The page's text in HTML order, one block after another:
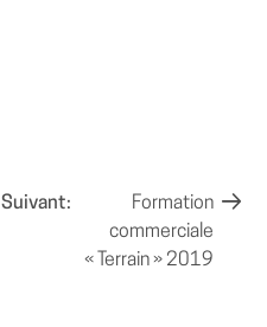
Suivant:
Formation
commerciale
« Terrain » 2019